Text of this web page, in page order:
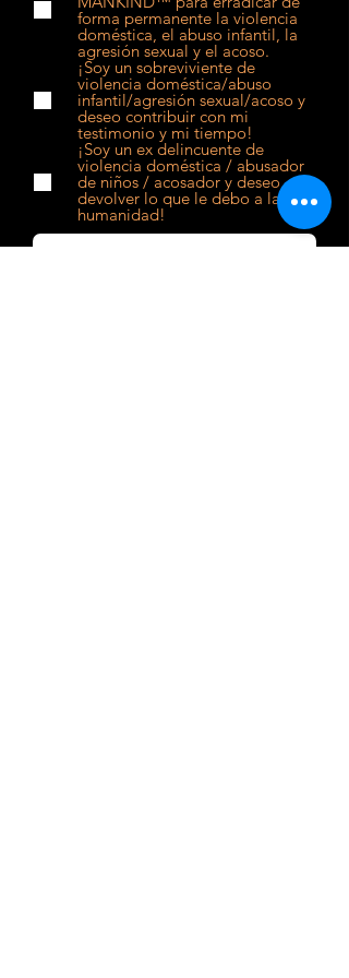
forma permanente la violencia
doméstica, el abuso infantil, la
agresión sexual y el acoso.
¡Soy un sobreviviente de
violencia doméstica/abuso
infantil/agresión sexual/acoso y
deseo contribuir con mi
testimonio y mi tiempo!
¡Soy un ex delincuente de
violencia doméstica / abusador
de niños / acosador y deseo
devolver lo que le debo a la
humanidad!